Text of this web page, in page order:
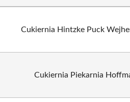
Cukiernia Hintzke Puck
Cukiernia Piekarnia